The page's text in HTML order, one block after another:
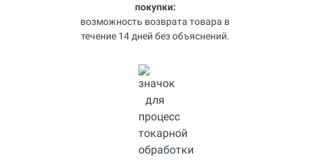
покупки:
возможность возврата товара в
течение 14 дней без объяснений.